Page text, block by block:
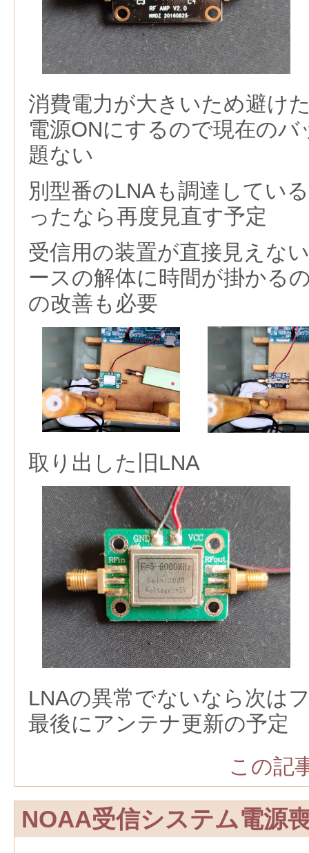
消費電力が大きいため避け
電源ONにするので現在の
題ない
別型番のLNAも調達してい
ったなら再度見直す予定
受信用の装置が直接見えな
ースの解体に時間が掛かる
の改善も必要
取り出した旧LNA
LNAの異常でないなら次は
最後にアンテナ更新の予定
この記
NOAA受信システム電源